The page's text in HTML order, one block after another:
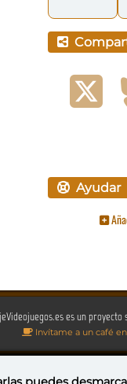
Ayudar
es un
Invítame a un café